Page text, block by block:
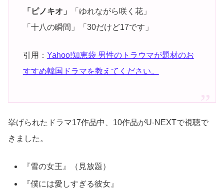
「ピノキオ」
「ゆれながら咲く花」
「十八の瞬間」
「30だけど17です」
引用： Yahoo!知恵袋 男性のトラウマが題材のお
すすめ韓国ドラマを教えてください。
挙げられたドラマ17作品中、10作品がU-NEXTで視聴で
きました。
『雪の女王』（見放題）
『僕には愛しすぎる彼女』